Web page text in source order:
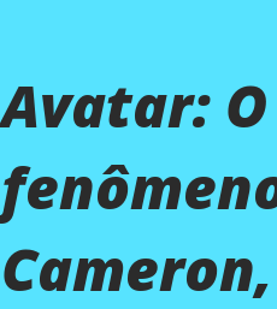
Avatar: